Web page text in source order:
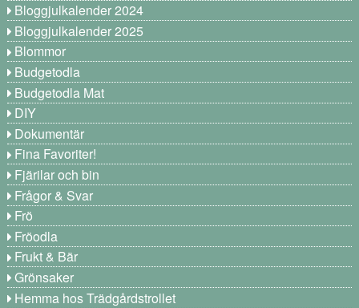
Bloggjulkalender 2024
Bloggjulkalender 2025
Blommor
Budgetodla
Budgetodla Mat
DIY
Dokumentär
Fina Favoriter!
Fjärilar och bin
Frågor & Svar
Frö
Fröodla
Frukt & Bär
Grönsaker
Hemma hos Trädgårdstrollet